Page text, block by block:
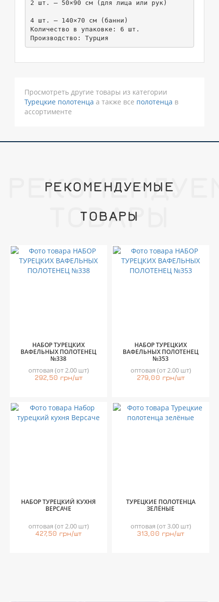
2 шт. – 50×90 см (для лица или рук)
4 шт. – 140×70 см (банни)
Количество в упаковке: 6 шт.
Производство: Турция
Просмотреть другие товары из категории
Турецкие полотенца а также все полотенца в
ассортименте
РЕКОМЕНДУЕМЫЕ
ТОВАРЫ
ТОВАРЫ
НАБОР ТУРЕЦКИХ
ВАФЕЛЬНЫХ ПОЛОТЕНЕЦ
№338
оптовая (от 2.00 шт)
292,50 грн/шт
НАБОР ТУРЕЦКИХ
ВАФЕЛЬНЫХ ПОЛОТЕНЕЦ
№353
оптовая (от 2.00 шт)
279,00 грн/шт
НАБОР ТУРЕЦКИЙ КУХНЯ
ВЕРСАЧЕ
оптовая (от 2.00 шт)
427,50 грн/шт
ТУРЕЦКИЕ ПОЛОТЕНЦА
ЗЕЛЁНЫЕ
оптовая (от 3.00 шт)
313,00 грн/шт